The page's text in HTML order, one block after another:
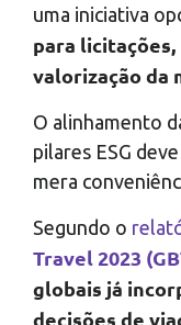
uma iniciativa
para
valorização da
O alinhamento
pilares ESG
mera
Segundo o
Travel 2023
globais já
decisões de